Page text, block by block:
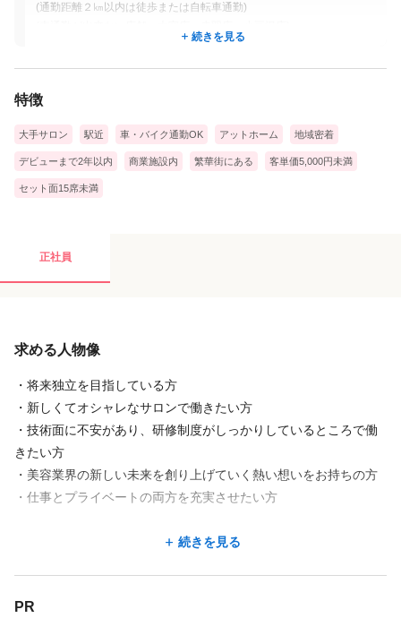
(通勤距離２㎞以内は徒歩または自転車通勤)
・社会保険完備(厚生年金・健康保険・雇用保険・労災保険)
・バスケットボール：プロリーグ観戦チケットプレゼント（抽選）：千
葉ジェッツ戦
続きを見る
特徴
大手サロン 駅近 車・バイク通勤OK アットホーム 地域密着
デビューまで2年以内 商業施設内 繁華街にある 客単価5,000円未満
セット面15席未満
正社員
求める人物像
・将来独立を目指している方
・新しくてオシャレなサロンで働きたい方
・技術面に不安があり、研修制度がしっかりしているところで働
きたい方
・美容業界の新しい未来を創り上げていく熱い想いをお持ちの方
・仕事とプライベートの両方を充実させたい方
☆ママさん・パパさん美容師大歓迎（産休・育休実績多数あり）
結婚や出産等、ライフイベントと両立できる…
続きを見る
PR